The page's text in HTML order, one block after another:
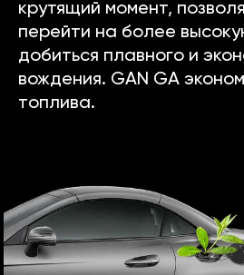
крутящий момент,
перейти на более
добиться плавного и
вождения. GAN GA
топлива.